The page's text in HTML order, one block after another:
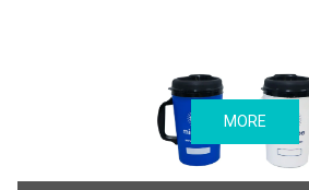
MORE